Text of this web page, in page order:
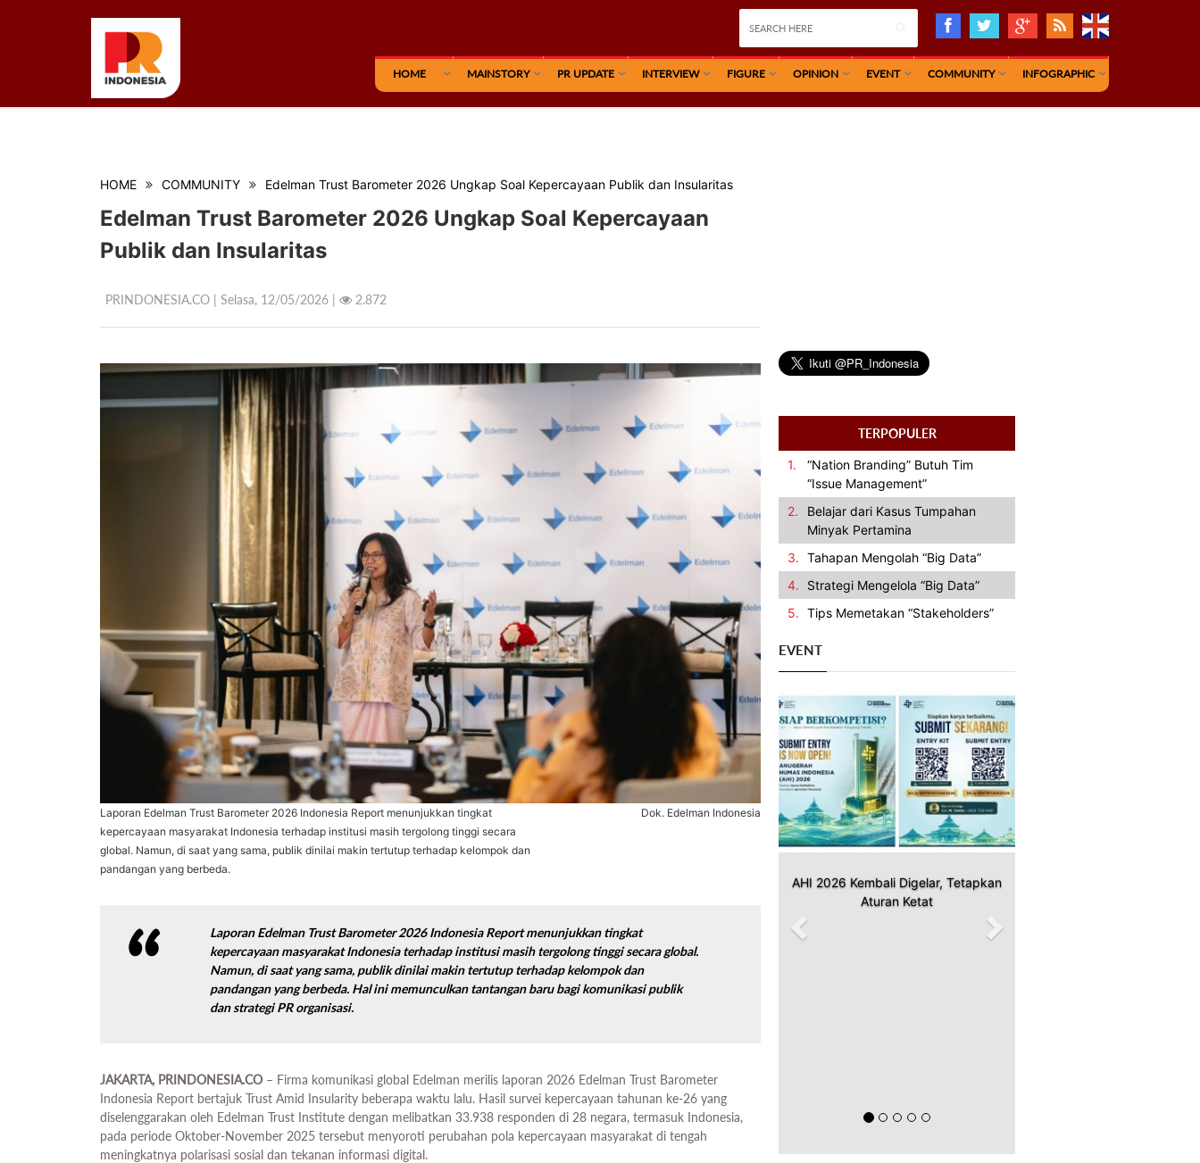
HOME MAINSTORY PR UPDATE INTERVIEW FIGURE OPINION EVENT COMMUNITY INFOGRAPHIC
HOME COMMUNITY Edelman Trust Barometer 2026 Ungkap Soal Kepercayaan Publik dan Insularitas
Edelman Trust Barometer 2026 Ungkap Soal Kepercayaan
Publik dan Insularitas
PRINDONESIA.CO | Selasa, 12/05/2026 | 2.872
Laporan Edelman Trust Barometer 2026 Indonesia Report menunjukkan tingkat
kepercayaan masyarakat Indonesia terhadap institusi masih tergolong tinggi secara
global. Namun, di saat yang sama, publik dinilai makin tertutup terhadap kelompok dan
pandangan yang berbeda.
Dok. Edelman Indonesia
Laporan Edelman Trust Barometer 2026 Indonesia Report menunjukkan tingkat
kepercayaan masyarakat Indonesia terhadap institusi masih tergolong tinggi secara global.
Namun, di saat yang sama, publik dinilai makin tertutup terhadap kelompok dan
pandangan yang berbeda. Hal ini memunculkan tantangan baru bagi komunikasi publik
dan strategi PR organisasi.
JAKARTA, PRINDONESIA.CO – Firma komunikasi global Edelman merilis laporan 2026 Edelman Trust Barometer
Indonesia Report bertajuk Trust Amid Insularity beberapa waktu lalu. Hasil survei kepercayaan tahunan ke-26 yang
diselenggarakan oleh Edelman Trust Institute dengan melibatkan 33.938 responden di 28 negara, termasuk Indonesia,
pada periode Oktober-November 2025 tersebut menyoroti perubahan pola kepercayaan masyarakat di tengah
meningkatnya polarisasi sosial dan tekanan informasi digital.
TERPOPULER
1.
“Nation Branding” Butuh Tim
“Issue Management”
2.
Belajar dari Kasus Tumpahan
Minyak Pertamina
3. Tahapan Mengolah “Big Data”
4.
Strategi Mengelola “Big Data”
5. Tips Memetakan “Stakeholders”
EVENT
AHI 2026 Kembali Digelar, Tetapkan
Aturan Ketat
Previous Next